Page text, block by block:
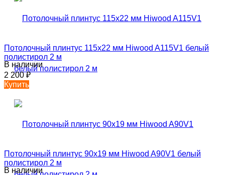
Потолочный плинтус 115х22 мм Hiwood A115V1 белый
полистирол 2 м
В наличии
2 200₽
Купить
Потолочный плинтус 90х19 мм Hiwood A90V1 белый
полистирол 2 м
В наличии